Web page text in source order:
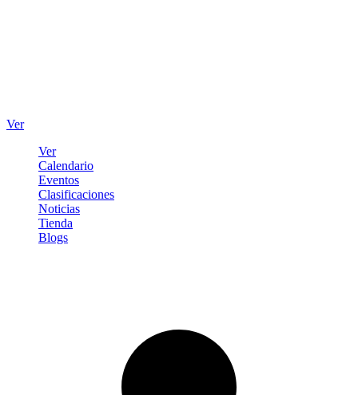
Ver
Ver
Calendario
Eventos
Clasificaciones
Noticias
Tienda
Blogs